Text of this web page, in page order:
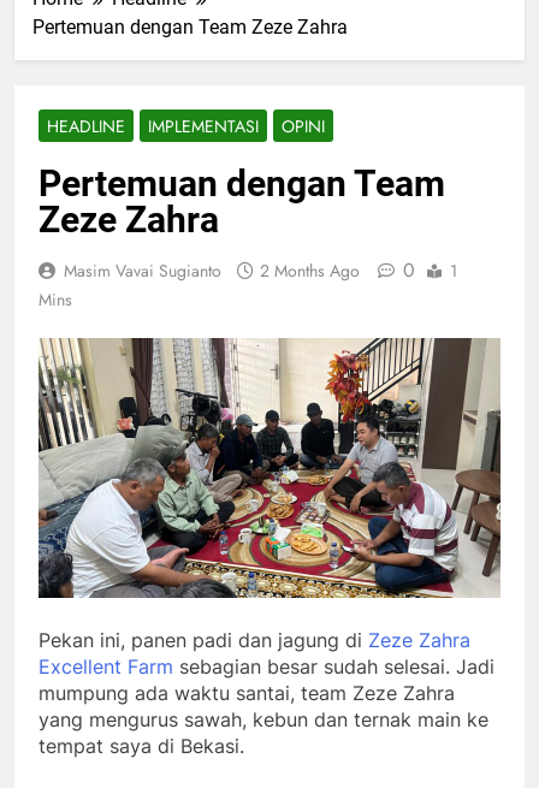
Pertemuan dengan Team Zeze Zahra
HEADLINE IMPLEMENTASI OPINI
Pertemuan dengan Team
Zeze Zahra
Masim Vavai Sugianto 2 Months Ago 0
1
Mins
Pekan ini, panen padi dan jagung di Zeze Zahra
Excellent Farm sebagian besar sudah selesai. Jadi
mumpung ada waktu santai, team Zeze Zahra
yang mengurus sawah, kebun dan ternak main ke
tempat saya di Bekasi.